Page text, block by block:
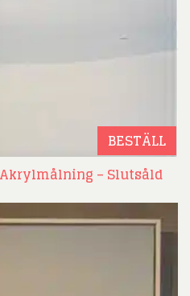
BESTÄLL
– Slutsåld